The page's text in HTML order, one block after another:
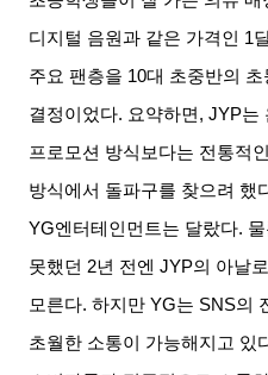
디지털 음원과 같은 가격인
1
주요 팬층을 10대 초중반의
결정이었다. 요약하면 , JYP는
프로모션 방식보다는 전통적
방식에서 돌파구를 찾으려 했
YG엔터테인먼트는 달랐다.
못했던 2년 전엔 JYP의 아날
모른다.하지만 YG는 SNS의
초월한 소통이 가능해지고 있